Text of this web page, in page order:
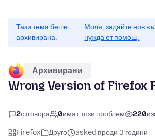
Тази тема беше
архивирана.
Моля, задайте нов
нужда от помощ.
Архивирани
Wrong Version of Firefox
2отговора 0имат този проблем 220
Firefox Друго
asked преди 3 години